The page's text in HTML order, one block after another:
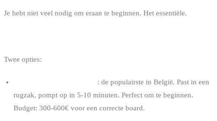
Je hebt niet veel nodig om eraan te beginnen. Het essentiële.
Twee opties:
: de populairste in België. Past in een
rugzak, pompt op in 5-10 minuten. Perfect om te beginnen.
Budget: 300-600€ voor een correcte board.